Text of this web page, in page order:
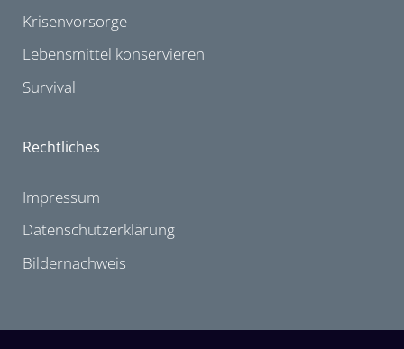
Krisenvorsorge
Lebensmittel konservieren
Survival
Rechtliches
Impressum
Datenschutzerklärung
Bildernachweis